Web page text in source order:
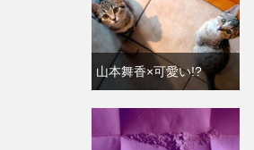
山本舞香×可愛い!?